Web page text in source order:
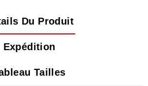
Du Produit
Expédition
Tailles